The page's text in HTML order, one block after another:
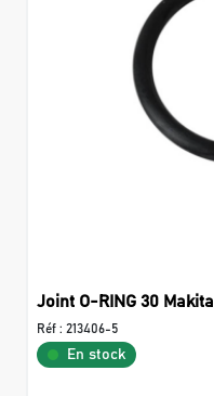
Joint O-RING 30 Makita
Réf : 213406-5
En stock